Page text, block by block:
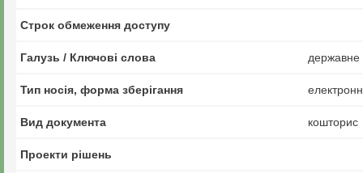
Строк обмеження доступу
Галузь / Ключові слова державне
Тип носія, форма зберігання
Вид документа кошторис
Проекти рішень